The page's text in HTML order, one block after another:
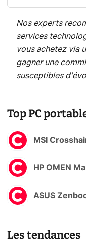
Nos experts
services
vous achetez via
gagner une
susceptibles
Top PC
MSI
HP OMEN
ASUS
Les tendances